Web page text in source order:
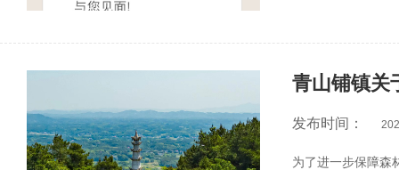
青山铺镇关
发布时间：
为了进一步保障森